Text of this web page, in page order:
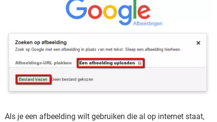
Als je een afbeelding wilt gebruiken die al op internet staat,